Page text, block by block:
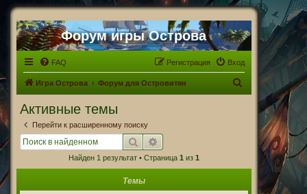
Форум игры Острова
FAQ Вход
Регистрация
Игра Острова Форум для Островитян
Активные темы
Перейти к расширенному поиску
Поиск
Найден 1 результат • Страница 1 из 1
Темы